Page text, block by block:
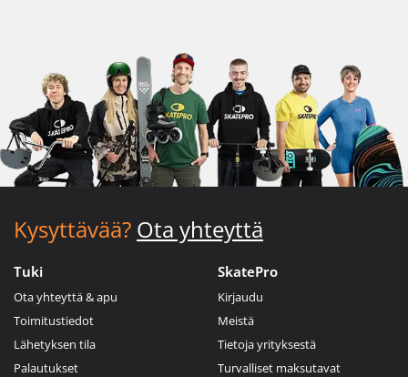
Kysyttävää? Ota yhteyttä
Tuki
Ota yhteyttä & apu
Toimitustiedot
Lähetyksen tila
Palautukset
SkatePro
Kirjaudu
Meistä
Tietoja yrityksestä
Turvalliset maksutavat